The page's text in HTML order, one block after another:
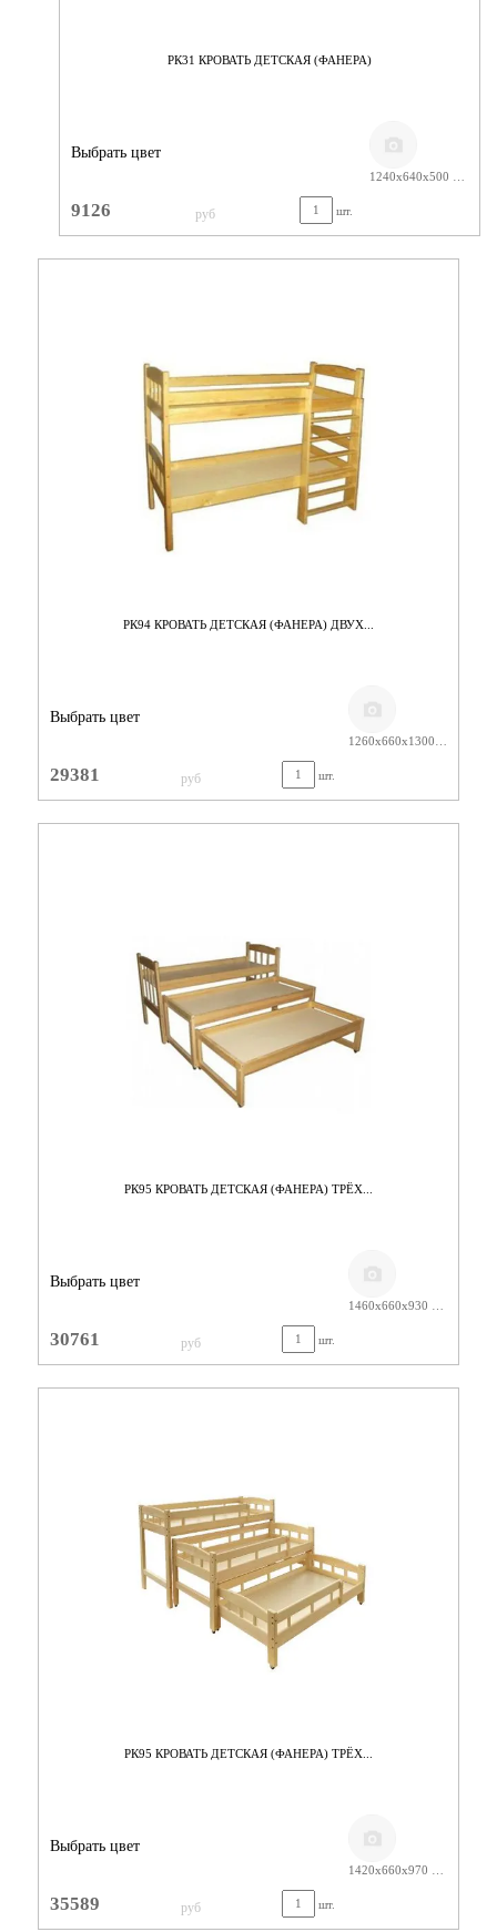
РК31 КРОВАТЬ ДЕТСКАЯ (ФАНЕРА)
Выбрать цвет
9126 руб шт.
РК94 КРОВАТЬ ДЕТСКАЯ (ФАНЕРА) ДВУХ...
Выбрать цвет
29381 руб шт.
РК95 КРОВАТЬ ДЕТСКАЯ (ФАНЕРА) ТРЁХ...
Выбрать цвет
30761 руб шт.
РК95 КРОВАТЬ ДЕТСКАЯ (ФАНЕРА) ТРЁХ...
Выбрать цвет
35589 руб шт.